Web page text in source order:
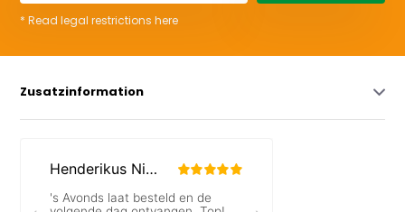
* Read legal restrictions here
Zusatzinformation